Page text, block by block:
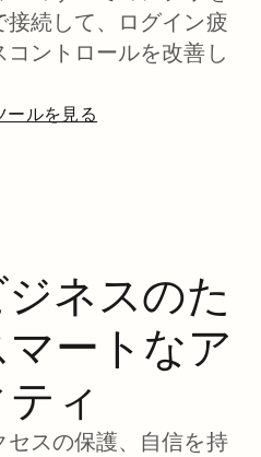
続して、ログイン疲
ントロールを改善し
ールを見る
ネスのた
ートなア
ィ
スの保護、自信を持